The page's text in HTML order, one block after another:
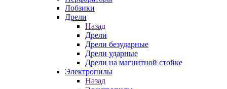
Лобзики
Дрели
Назад
Дрели
Дрели безударные
Дрели ударные
Дрели на магнитной стойке
Электропилы
Назад